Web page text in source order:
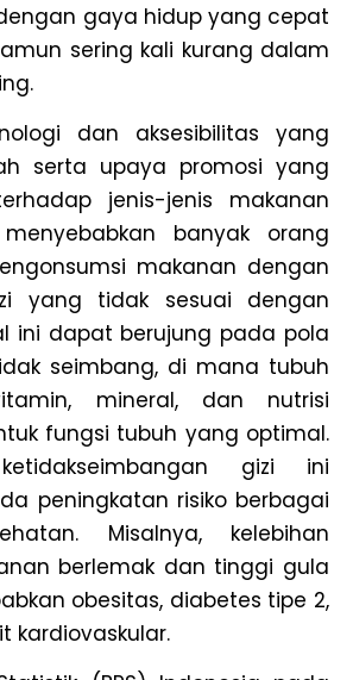
gaya hidup yang cepat
sering kali kurang dalam
dan aksesibilitas yang
serta upaya promosi yang
jenis-jenis makanan
banyak orang
makanan dengan
yang tidak sesuai dengan
ini dapat berujung pada pola
seimbang, di mana tubuh
mineral, dan nutrisi
fungsi tubuh yang optimal.
gizi ini
peningkatan risiko berbagai
Misalnya, kelebihan
berlemak dan tinggi gula
obesitas, diabetes tipe 2,
kardiovaskular.